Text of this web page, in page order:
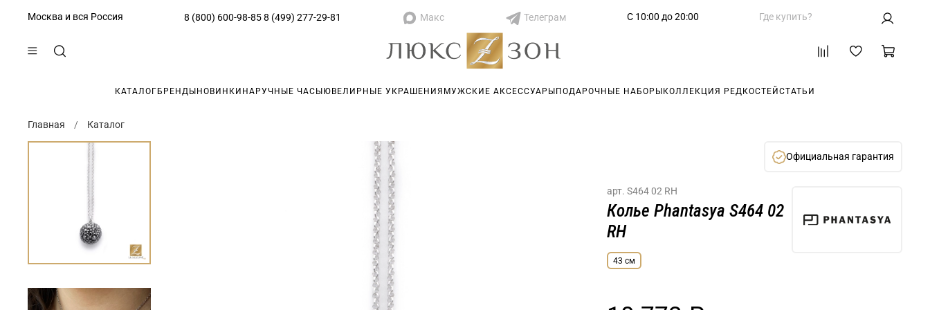
Москва и вся Россия 8 (800) 600-98-85 8 (499) 277-29-81 Макс Телеграм С 10:00 до 20:00 Где купить?
КАТАЛОГ БРЕНДЫ НОВИНКИ НАРУЧНЫЕ ЧАСЫ ЮВЕЛИРНЫЕ УКРАШЕНИЯ МУЖСКИЕ АКСЕССУАРЫ ПОДАРОЧНЫЕ НАБОРЫ КОЛЛЕКЦИЯ РЕДКОСТЕЙ СТАТЬИ
Главная Каталог
Официальная гарантия
арт. S464 02 RH
Колье Phantasya S464 02
RH
43 см